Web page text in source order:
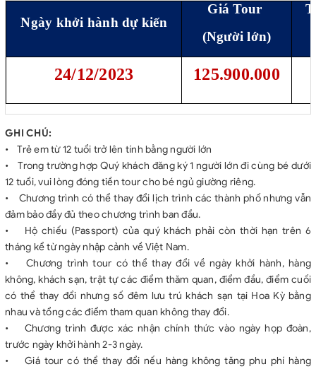
Ngày khởi hành dự kiến
Giá Tour
(Người lớn)
24/12/2023 125.900.000
GHI CHÚ:
• Trẻ em từ 12 tuổi trở lên tính bằng người lớn
• Trong trường hợp Quý khách đăng ký 1 người lớn đi cùng bé dưới
12 tuổi, vui lòng đóng tiền tour cho bé ngủ giường riêng.
• Chương trình có thể thay đổi lịch trình các thành phố nhưng vẫn
đảm bảo đầy đủ theo chương trình ban đầu.
• Hộ chiếu (Passport) của quý khách phải còn thời hạn trên 6
tháng kể từ ngày nhập cảnh về Việt Nam.
• Chương trình tour có thể thay đổi về ngày khởi hành, hàng
không, khách sạn, trật tự các điểm thăm quan, điểm đầu, điểm cuối
có thể thay đổi nhưng số đêm lưu trú khách sạn tại Hoa Kỳ bằng
nhau và tổng các điểm tham quan không thay đổi.
• Chương trình được xác nhận chính thức vào ngày họp đoàn,
trước ngày khởi hành 2-3 ngày.
• Giá tour có thể thay đổi nếu hàng không tăng phu phí hàng